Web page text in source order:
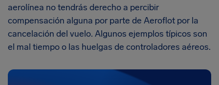
aerolínea no tendrás derecho a percibir
compensación alguna por parte de Aeroflot por la
cancelación del vuelo. Algunos ejemplos típicos son
el mal tiempo o las huelgas de controladores aéreos.